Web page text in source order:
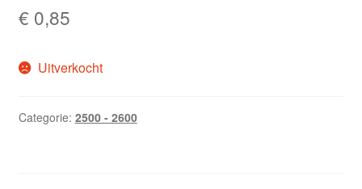
€ 0,85
Uitverkocht
Categorie: 2500 - 2600